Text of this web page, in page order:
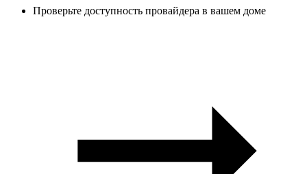
Проверьте доступность провайдера в вашем доме